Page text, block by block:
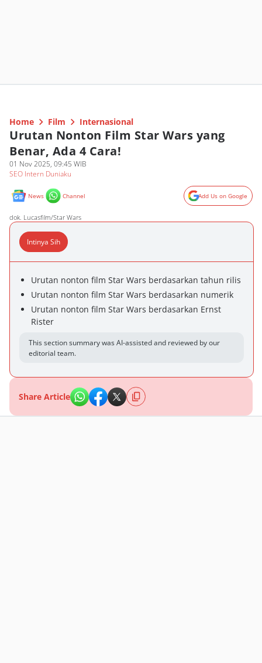
Home Film Internasional
Urutan Nonton Film Star Wars yang
Benar, Ada 4 Cara!
01 Nov 2025, 09:45 WIB
SEO Intern Duniaku
News Channel Add Us on Google
dok. Lucasfilm/Star Wars
Intinya Sih
Urutan nonton film Star Wars berdasarkan tahun rilis
Urutan nonton film Star Wars berdasarkan numerik
Urutan nonton film Star Wars berdasarkan Ernst
Rister
This section summary was AI-assisted and reviewed by our
editorial team.
Share Article